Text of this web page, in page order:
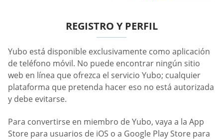
REGISTRO Y PERFIL
Yubo está disponible exclusivamente como aplicación
de teléfono móvil. No puede encontrar ningún sitio
web en línea que ofrezca el servicio Yubo; cualquier
plataforma que pretenda hacer eso no está autorizada
y debe evitarse.
Para convertirse en miembro de Yubo, vaya a la App
Store para usuarios de iOS o a Google Play Store para